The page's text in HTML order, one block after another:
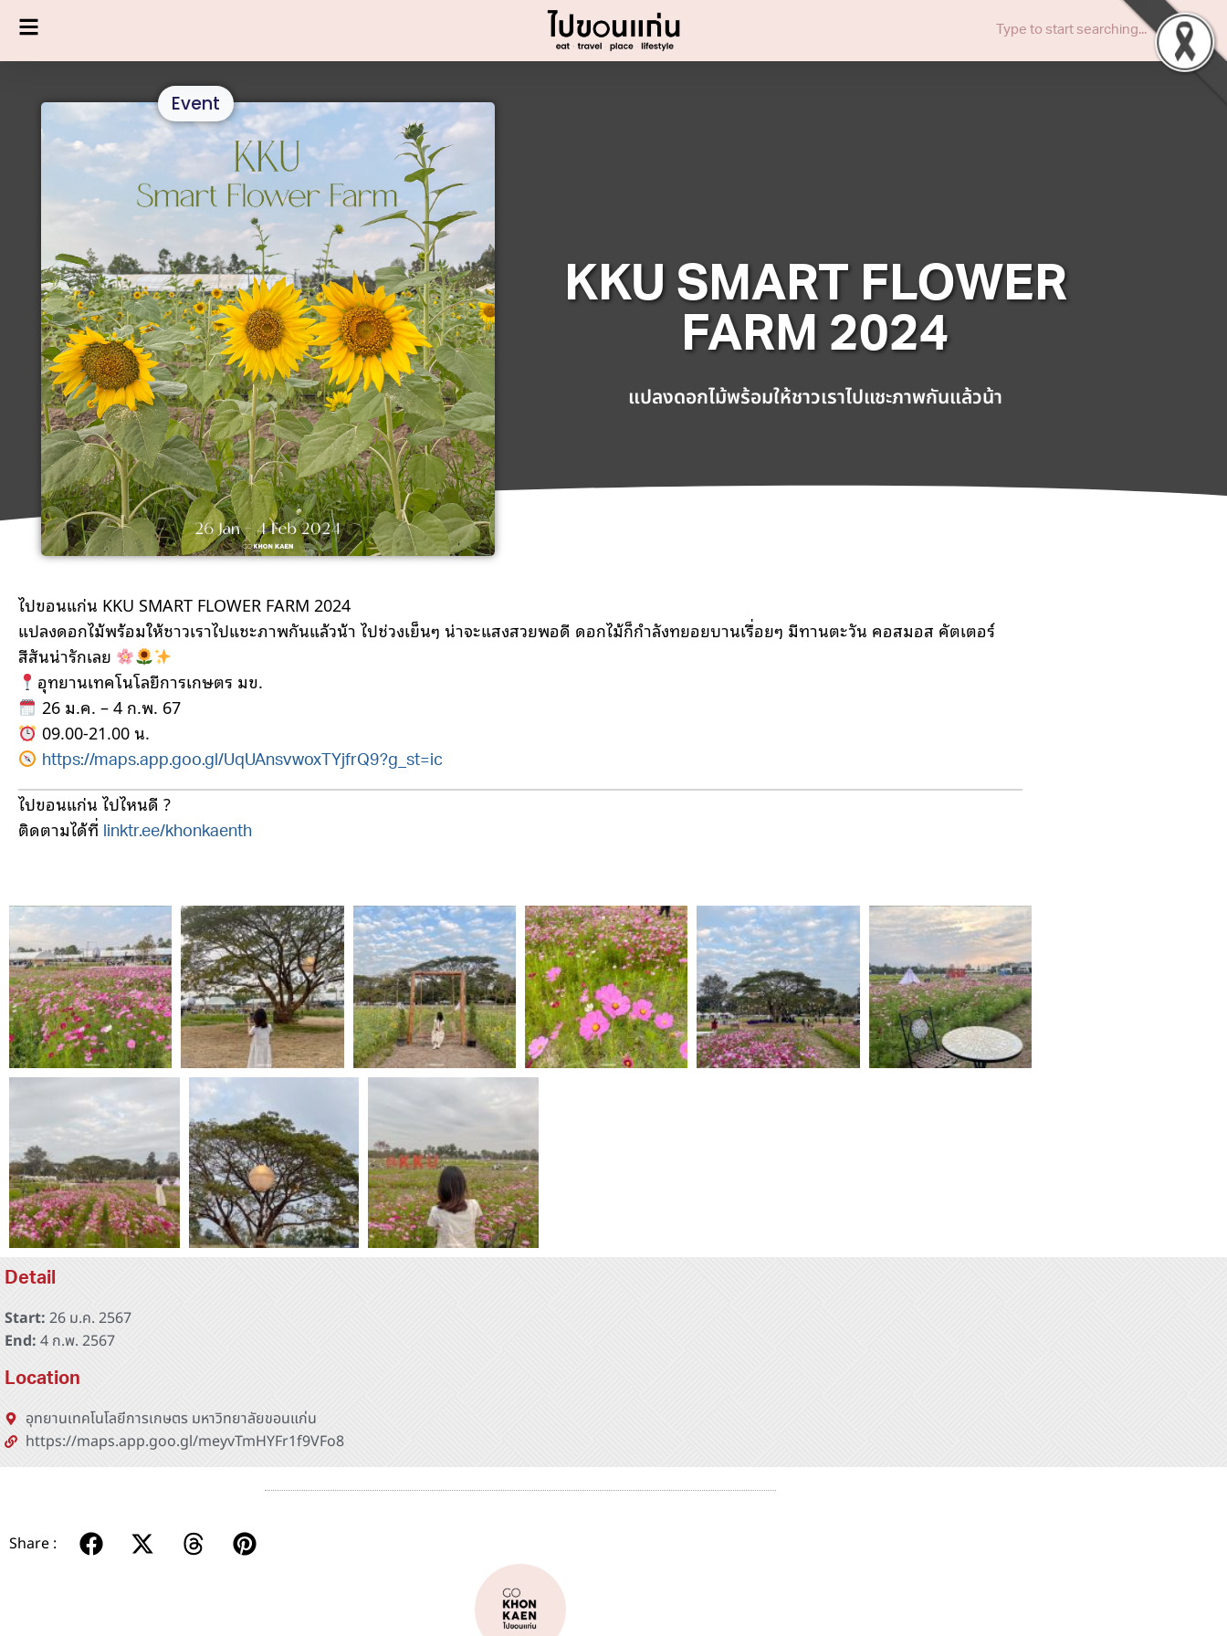
KKU SMART FLOWER
FARM 2024
แปลงดอกไม้พร้อมให้ชาวเราไปแชะภาพกันแล้วน้า
Event
ไปขอนแก่น KKU SMART FLOWER FARM 2024
แปลงดอกไม้พร้อมให้ชาวเราไปแชะภาพกันแล้วน้า ไปช่วงเย็นๆ น่าจะแสงสวยพอดี ดอกไม้ก็กำลังทยอยบานเรื่อยๆ มีทานตะวัน คอสมอส คัตเตอร์
สีสันน่ารักเลย
อุทยานเทคโนโลยีการเกษตร มข.
26 ม.ค. – 4 ก.พ. 67
09.00-21.00 น.
https://maps.app.goo.gl/UqUAnsvwoxTYjfrQ9?g_st=ic
ไปขอนแก่น ไปไหนดี ?
ติดตามได้ที่ linktr.ee/khonkaenth
Detail
Start: 26 ม.ค. 2567
End: 4 ก.พ. 2567
Location
อุทยานเทคโนโลยีการเกษตร มหาวิทยาลัยขอนแก่น
https://maps.app.goo.gl/meyvTmHYFr1f9VFo8
Share :